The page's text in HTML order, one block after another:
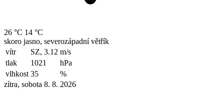
26 °C 14 °C
skoro jasno, severozápadní větřík
vítr
SZ, 3.12 m/s
tlak
1021
hPa
vlhkost 35
%
zítra, sobota 8. 8. 2026